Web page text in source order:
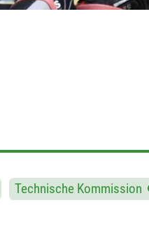
Technische Kommission